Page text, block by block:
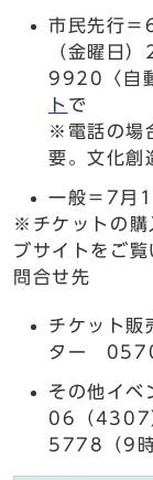
市民先行
（金曜日
9920〈自
ト で
※電話の場
要。文化創
一般＝7月
※チケットの購
ブサイトをご覧
問合せ先
チケット販
ター
その他イ
06（4307
5778（9